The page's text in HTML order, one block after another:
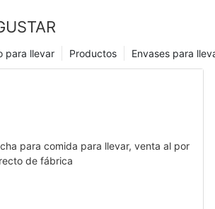
Envases para
Productos
para llevar